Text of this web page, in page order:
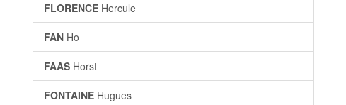
FLORENCE Hercule
FAN Ho
FAAS Horst
FONTAINE Hugues